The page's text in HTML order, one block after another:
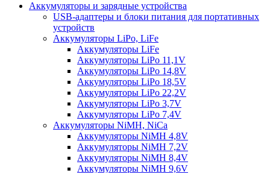
Аккумуляторы и зарядные устройства
USB-адаптеры и блоки питания для портативных
устройств
Аккумуляторы LiPo, LiFe
Аккумуляторы LiFe
Аккумуляторы LiPo 11,1V
Аккумуляторы LiPo 14,8V
Аккумуляторы LiPo 18,5V
Аккумуляторы LiPo 22,2V
Аккумуляторы LiPo 3,7V
Аккумуляторы LiPo 7,4V
Аккумуляторы NiMH, NiCa
Аккумуляторы NiMH 4,8V
Аккумуляторы NiMH 7,2V
Аккумуляторы NiMH 8,4V
Аккумуляторы NiMH 9,6V